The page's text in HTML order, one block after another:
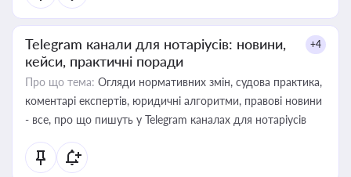
Telegram канали для нотаріусів: новини,
кейси, практичні поради
+4
Про що тема: Огляди нормативних змін, судова практика,
коментарі експертів, юридичні алгоритми, правові новини
- все, про що пишуть у Telegram каналах для нотаріусів